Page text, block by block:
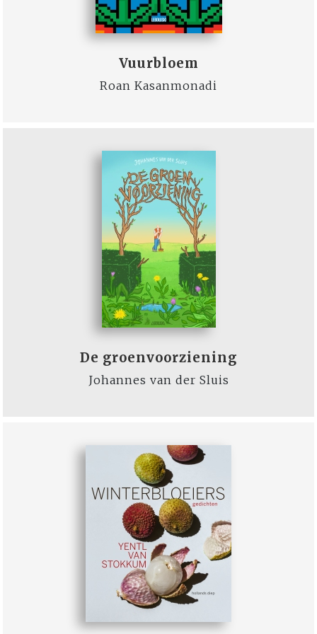
Vuurbloem
Roan Kasanmonadi
De groenvoorziening
Johannes van der Sluis